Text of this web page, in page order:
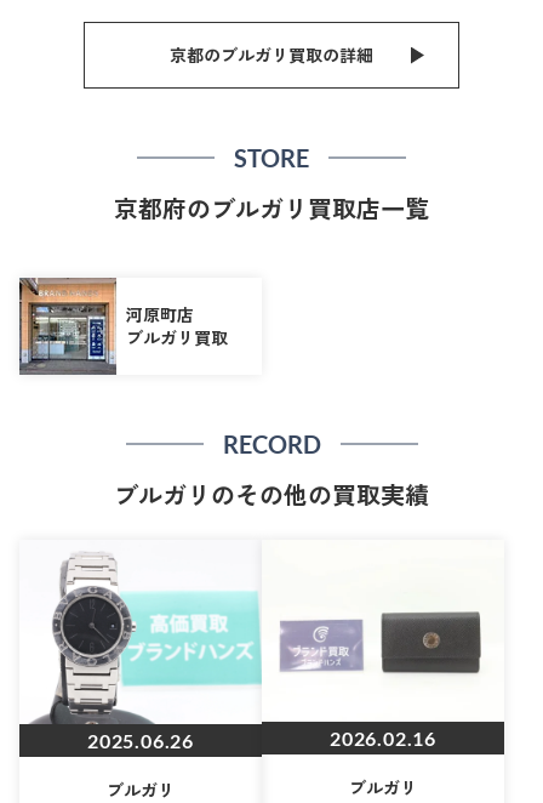
京都のブルガリ買取の詳細
STORE
京都府のブルガリ買取店一覧
河原町店
ブルガリ買取
RECORD
ブルガリのその他の買取実績
2025.06.26
ブルガリ
2026.02.16
ブルガリ